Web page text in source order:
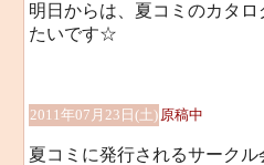
明日からは、夏コミのカタ
たいです☆
2011年07月23日(土) 原稿中
夏コミに発行されるサーク